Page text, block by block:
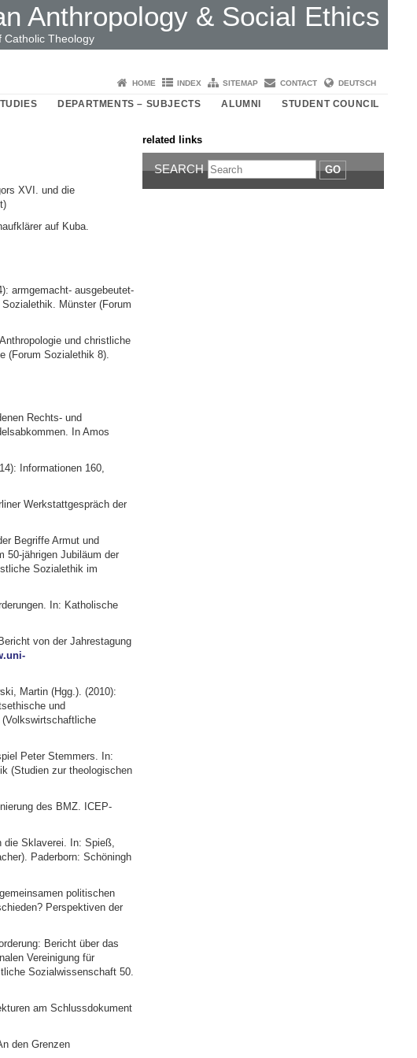
Anthropology & Social Ethics
Catholic Theology
HOME INDEX SITEMAP CONTACT DEUTSCH
DEPARTMENTS – SUBJECTS ALUMNI STUDENT COUNCIL
XVI. und die
auf Kuba.
armgemacht- ausgebeutet-
Münster (Forum
und christliche
(Forum Sozialethik 8).
Rechts- und
In Amos
Informationen 160,
Werkstattgespräch der
Begriffe Armut und
50-jährigen Jubiläum der
Sozialethik im
In: Katholische
von der Jahrestagung
Martin (Hgg.). (2010):
und
Peter Stemmers. In:
(Studien zur theologischen
des BMZ. ICEP-
die Sklaverei. In: Spieß,
Paderborn: Schöningh
politischen
Perspektiven der
Bericht über das
Vereinigung für
Sozialwissenschaft 50.
am Schlussdokument
den Grenzen
related links
SEARCH GO